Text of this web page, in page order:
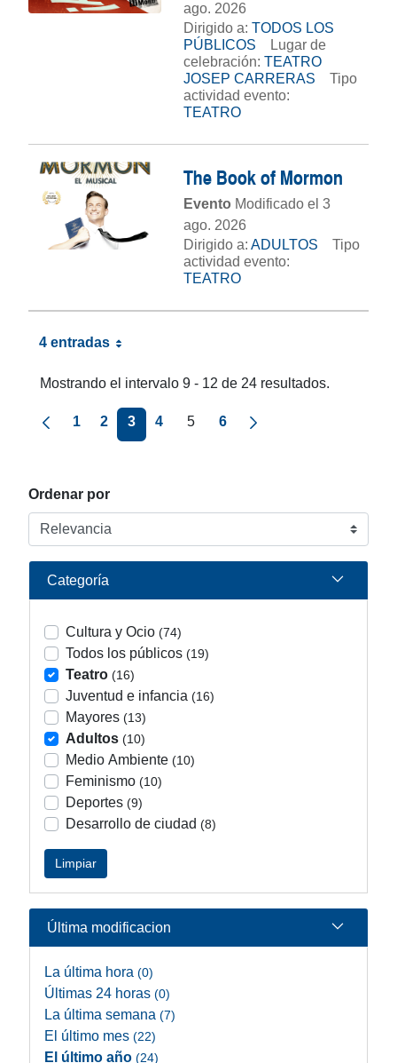
Ordenar por
Categoría
Cultura y Ocio (74)
Todos los públicos (19)
Teatro (16)
Juventud e infancia (16)
Mayores (13)
Adultos (10)
Medio Ambiente (10)
Feminismo (10)
Deportes (9)
Desarrollo de ciudad (8)
Limpiar
Última modificacion
La última hora (0)
Últimas 24 horas (0)
La última semana (7)
El último mes (22)
El último año (24)
ago. 2026
Dirigido a: TODOS LOS
PÚBLICOS
Lugar de
celebración: TEATRO
JOSEP CARRERAS
Tipo
actividad evento:
TEATRO
The Book of Mormon
Evento Modificado el 3
ago. 2026
Dirigido a: ADULTOS
Tipo
actividad evento:
TEATRO
4 entradas
Mostrando el intervalo 9 - 12 de 24 resultados.
Página anterior
1 2 3 4 5 6